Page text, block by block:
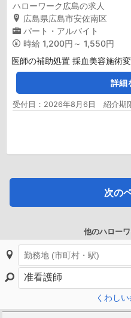
ハローワーク広島の求人
広島県広島市安佐南区
パート・アルバイト
時給 1,200円～ 1,550円
医師の補助処置 採血美容施術
詳細
受付日：2026年8月6日 紹介期
次の
他のハロー
くわし